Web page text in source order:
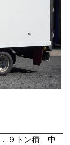
９トン積 中